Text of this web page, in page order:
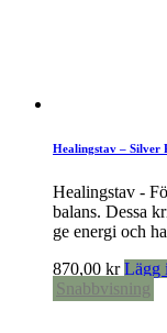
Healingstav – Silver
Healingstav -
balans. Dessa
ge energi och
870,00 kr Lägg
Snabbvisning